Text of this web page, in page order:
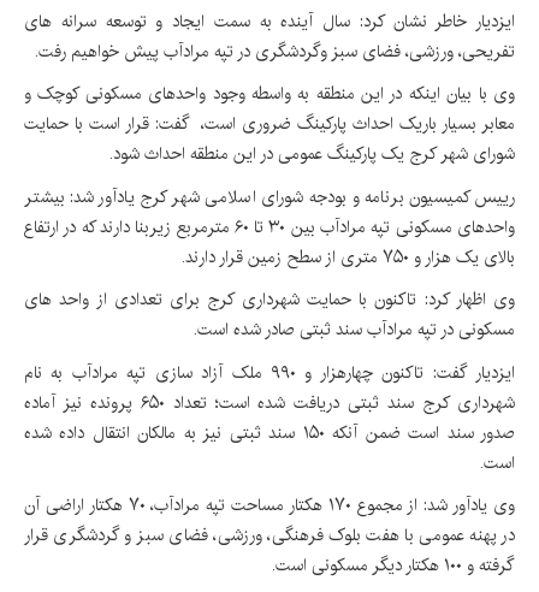
ایزدیار خاطر نشان کرد: سال آینده به سمت ایجاد و توسعه سرانه های
تفریحی، ورزشی، ‌فضای سبز وگردشگری در تپه مرادآب پیش خواهیم رفت.
وی با بیان اینکه در این منطقه به واسطه وجود واحدهای مسکونی کوچک و
معابر بسیار باریک احداث پارکینگ ضروری است، ‌ گفت: قرار است با حمایت
شورای شهر کرج یک پارکینگ عمومی در این منطقه احداث شود.
رییس کمیسیون برنامه و بودجه شورای اسلامی شهر کرج یادآور شد: بیشتر
واحدهای مسکونی تپه مرادآب بین ۳۰ تا ۶۰ مترمربع زیربنا دارند که در ارتفاع
بالای یک هزار و ۷۵۰ متری از سطح زمین قرار دارند.
وی اظهار کرد: تاکنون با حمایت شهرداری کرج برای تعدادی از واحد های
مسکونی در تپه مرادآب سند ثبتی صادر شده است.
ایزدیار گفت: تاکنون چهارهزار و ۹۹۰ ملک آزاد سازی تپه مرادآب به نام
شهرداری کرج سند ثبتی دریافت شده است؛ تعداد ۶۵۰ پرونده نیز آماده
صدور سند است ضمن آنکه ۱۵۰ سند ثبتی نیز به مالکان انتقال داده شده
است.
وی یادآور شد: از مجموع ۱۷۰ هکتار مساحت تپه مرادآب، ۷۰ هکتار اراضی آن
در پهنه عمومی با هفت بلوک فرهنگی، ورزشی، فضای سبز و گردشگری قرار
گرفته و ۱۰۰ هکتار دیگر مسکونی است.